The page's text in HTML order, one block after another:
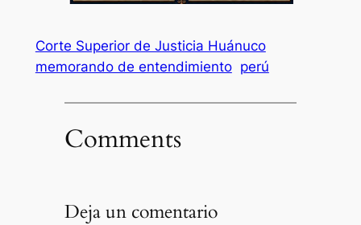
Corte Superior de Justicia Huánuco
memorando de entendimiento perú
Comments
Deja un comentario